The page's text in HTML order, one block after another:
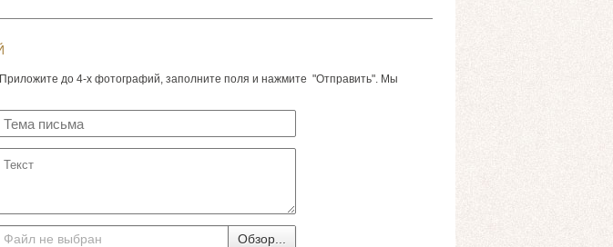
до 4-х фотографий, заполните поля и нажмите "Отправить". Мы
Файл не выбран Обзор...